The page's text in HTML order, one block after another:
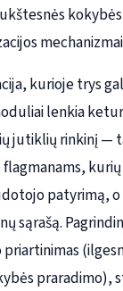
kokybės
kurioje trys
lenkia
jutiklių rinkinį —
patyrimą,
sąrašą.
praradimo),